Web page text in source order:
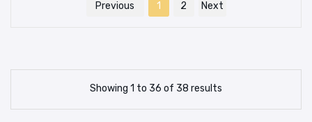
Previous 1 2 Next
Showing 1 to 36 of 38 results